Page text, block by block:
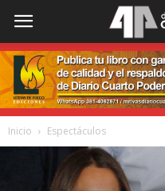
Inicio Espectáculos